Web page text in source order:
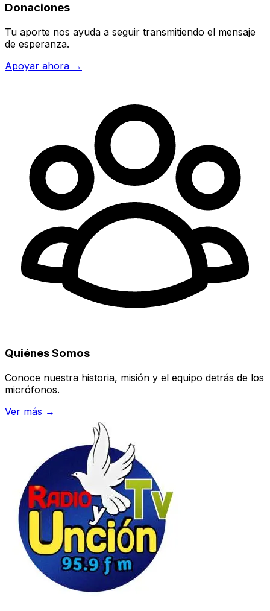
Donaciones
Tu aporte nos ayuda a seguir transmitiendo el mensaje
de esperanza.
Apoyar ahora →
Quiénes Somos
Conoce nuestra historia, misión y el equipo detrás de los
micrófonos.
Ver más →